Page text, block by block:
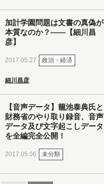
加計学園問題は文書の真偽が
本質なのか？――【細川昌
彦】
2017.05.27 政治・経済
細川昌彦
【音声データ】籠池泰典氏と
財務省のやり取り録音、音声
データ及び文字起こしデータ
を全編完全公開！
2017.05.06 未分類